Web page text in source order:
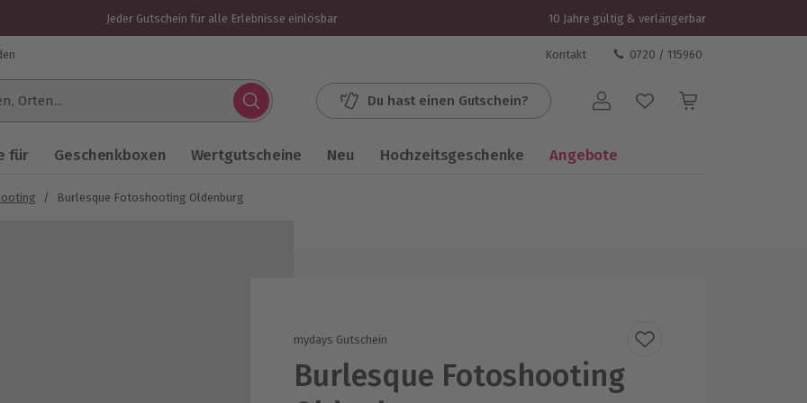
Jeder Gutschein für alle Erlebnisse einlösbar 10 Jahre gültig & verlängerbar
Kontakt 0720 / 115960
Du hast einen Gutschein? Benutzerkonto
für Geschenkboxen Wertgutscheine Neu Hochzeitsgeschenke Angebote
/ Burlesque Fotoshooting Oldenburg
mydays Gutschein
Burlesque Fotoshooting